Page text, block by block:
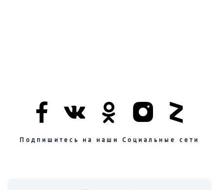
Подпишитесь на наши Социальные сети